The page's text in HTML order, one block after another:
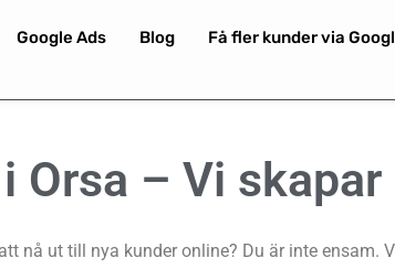
Google Ads Blog Få fler kunder via
Orsa – Vi
nå ut till nya kunder online? Du är inte